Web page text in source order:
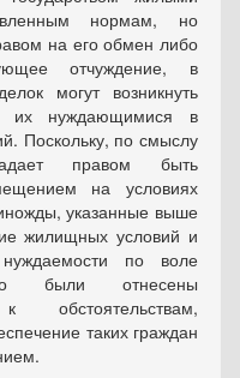
нормам, но
на его обмен либо
отчуждение, в
могут возникнуть
их нуждающимися в
Поскольку, по смыслу
правом быть
на условиях
указанные выше
жилищных условий и
нуждаемости по воле
были отнесены
таких граждан